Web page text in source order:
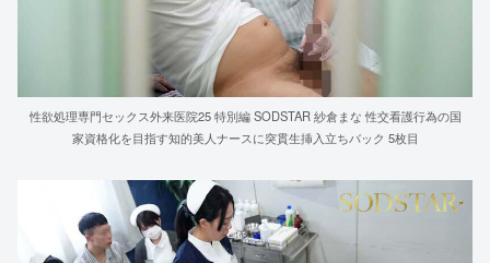
性欲処理専門セックス外来医院25 特別編 SODSTAR 紗倉まな 性交看護行為の国
家資格化を目指す知的美人ナースに突貫生挿入立ちバック 5枚目